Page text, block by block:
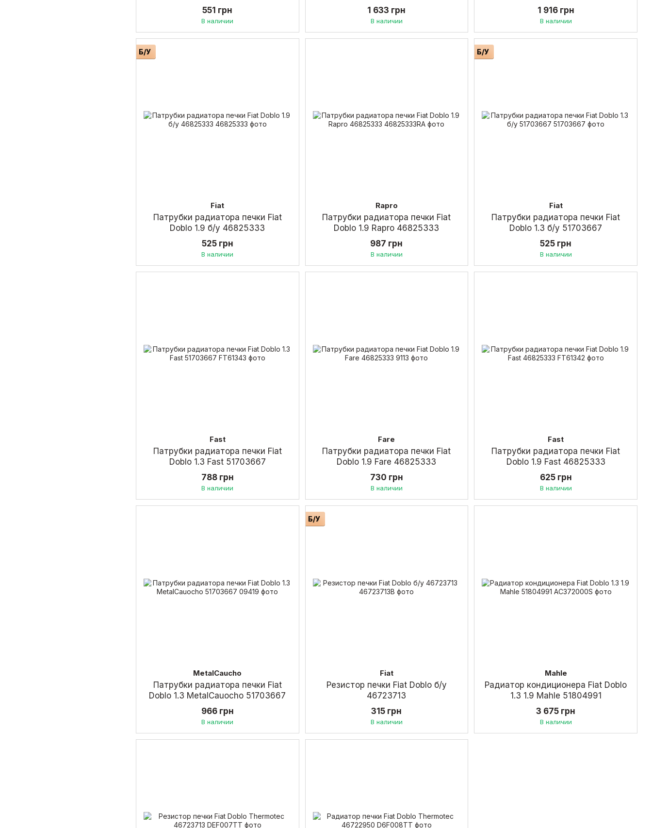
551 грн
В наличии
1 633 грн
В наличии
1 916 грн
В наличии
Б/У
Fiat
Патрубки радиатора печки Fiat
Doblo 1.9 б/у 46825333
525 грн
В наличии
Rapro
Патрубки радиатора печки Fiat
Doblo 1.9 Rapro 46825333
987 грн
В наличии
Б/У
Fiat
Патрубки радиатора печки Fiat
Doblo 1.3 б/у 51703667
525 грн
В наличии
Fast
Патрубки радиатора печки Fiat
Doblo 1.3 Fast 51703667
788 грн
В наличии
Fare
Патрубки радиатора печки Fiat
Doblo 1.9 Fare 46825333
730 грн
В наличии
Fast
Патрубки радиатора печки Fiat
Doblo 1.9 Fast 46825333
625 грн
В наличии
MetalCaucho
Патрубки радиатора печки Fiat
Doblo 1.3 MetalCauocho 51703667
966 грн
В наличии
Б/У
Fiat
Резистор печки Fiat Doblo б/у
46723713
315 грн
В наличии
Mahle
Радиатор кондиционера Fiat Doblo
1.3 1.9 Mahle 51804991
3 675 грн
В наличии